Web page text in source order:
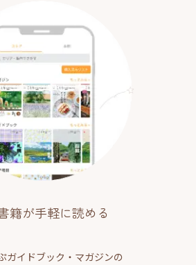
籍が手軽に読める
ガイドブック・マガジンの